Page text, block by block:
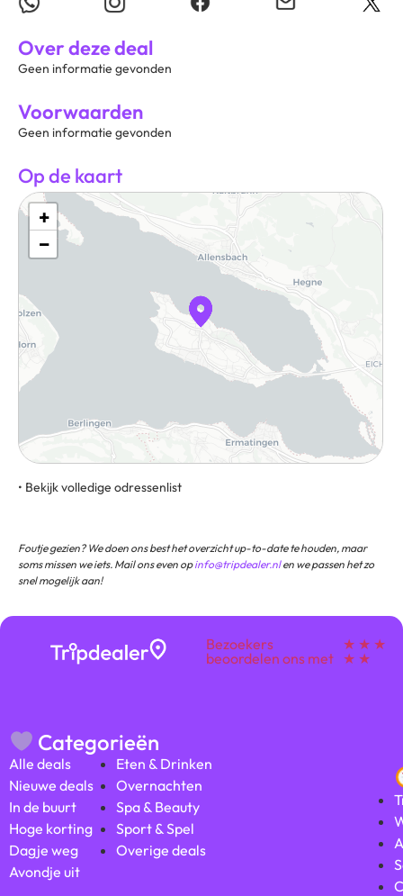
Over deze deal
Geen informatie gevonden
Voorwaarden
Geen informatie gevonden
Op de kaart
+
−
• Bekijk volledige odressenlist
Duitsland
Foutje gezien? We doen ons best het overzicht up-to-date te houden, maar
soms missen we iets. Mail ons even opinfo@tripdealer.nlen we passen het zo
snel mogelijk aan!
Bezoekers
beoordelen ons met
★ ★ ★
★ ★
Categorieën
Alle deals
Nieuwe deals
In de buurt
Hoge korting
Dagje weg
Avondje uit
Eten & Drinken
Overnachten
Spa & Beauty
Sport & Spel
Overige deals